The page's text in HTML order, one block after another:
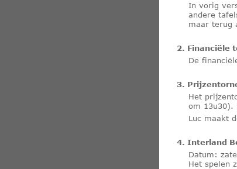
In vorig
andere
maar terug
2. Financiële
De
3.
Het
om 13u30).
Luc maakt
4. Interland
Datum:
Het spelen